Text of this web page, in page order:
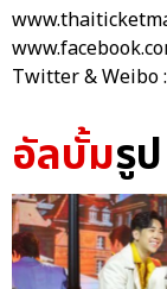
Twitter & Weibo
อัลบั้มรูป